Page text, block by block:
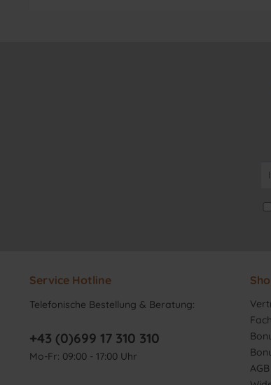
Service Hotline
Telefonische Bestellung & Beratung:
+43 (0)699 17 310 310
Mo-Fr: 09:00 - 17:00 Uhr
AGB